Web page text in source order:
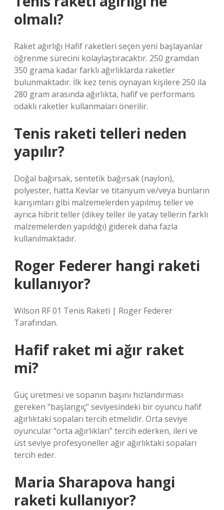
olmalı?
Raket ağırlığı Hafif raketleri seçen yeni başlayanlar
öğrenme sürecini kolaylaştıracaktır. 250 gramdan
350 grama kadar farklı ağırlıklarda raketler
bulunmaktadır. İlk kez tenis oynayan kişilere 250 ila
280 gram arasında ağırlıkta, hafif ve performans
odaklı raketler kullanmaları önerilir.
Tenis raketi telleri neden
yapılır?
Doğal bağırsak, sentetik bağırsak (naylon),
polyester, hatta Kevlar ve titanyum ve/veya bunların
karışımları gibi malzemelerden yapılmış teller ve
ayrıca hibrit teller (dikey teller ile yatay tellerin farklı
malzemelerden yapıldığı) giderek daha fazla
kullanılmaktadır.
Roger Federer hangi raketi
kullanıyor?
Wilson RF 01 Tenis Raketi | Roger Federer
Tarafından.
Hafif raket mi ağır raket
mi?
Güç üretmesi ve sopanın başını hızlandırması
gereken “başlangıç” seviyesindeki bir oyuncu hafif
ağırlıktaki sopaları tercih etmelidir. Orta seviye
oyuncular “orta ağırlıkları” tercih ederken, ileri ve
üst seviye profesyoneller ağır ağırlıktaki sopaları
tercih eder.
Maria Sharapova hangi
raketi kullanıyor?